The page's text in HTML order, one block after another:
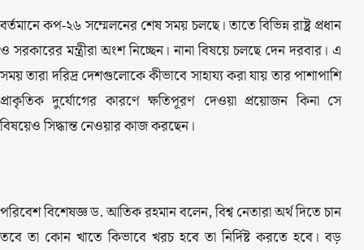
বর্তমানে কপ-২৬ সম্মেলনের শেষ সময় চলছে। তাতে বিভিন্ন রাষ্ট্র প্রধান
ও সরকারের মন্ত্রীরা অংশ নিচ্ছেন। নানা বিষয়ে চলছে দেন দরবার। এ
সময় তারা দরিদ্র দেশগুলোকে কীভাবে সাহায্য করা যায় তার পাশাপাশি
প্রাকৃতিক দুর্যোগের কারণে ক্ষতিপূরণ দেওয়া প্রয়োজন কিনা সে
বিষয়েও সিদ্ধান্ত নেওয়ার কাজ করছেন।
পরিবেশ বিশেষজ্ঞ ড. আতিক রহমান বলেন, বিশ্ব নেতারা অর্থ দিতে চান
তবে তা কোন খাতে কিভাবে খরচ হবে তা নির্দিষ্ট করতে হবে। বড়